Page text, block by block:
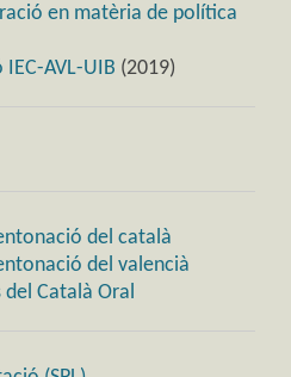
en matèria de política
AVL-UIB (2019)
del català
del valencià
Català Oral